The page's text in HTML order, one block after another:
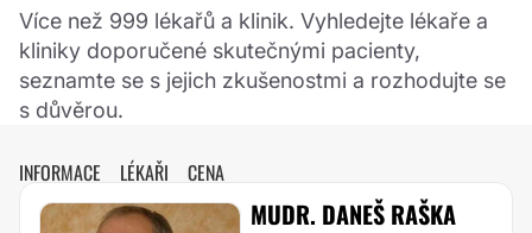
Více než 999 lékařů a klinik. Vyhledejte lékaře a
kliniky doporučené skutečnými pacienty,
seznamte se s jejich zkušenostmi a rozhodujte se
s důvěrou.
INFORMACE LÉKAŘI CENA
MUDR. DANEŠ RAŠKA